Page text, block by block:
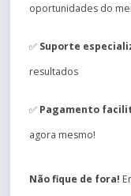
oportunidades do
✅ Suporte
resultados
✅ Pagamento
agora mesmo!
Não fique de fora!